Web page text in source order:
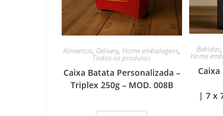
Alimentos,Delivery,Home embalagens,
Todos os produtos
Caixa Batata Personalizada –
Triplex 250g – MOD. 008B
Bebidas,
Home
| 7 x